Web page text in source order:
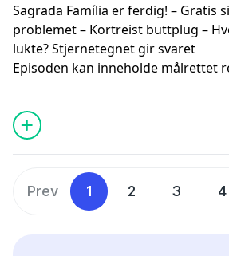
Sagrada Família er ferdig! – Gratis
problemet – Kortreist buttplug –
lukte? Stjernetegnet gir svaret
Episoden kan inneholde målrettet
for
om deling av data.
Prev 1 2 3 4